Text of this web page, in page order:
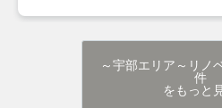
～宇部エリア～リノ
件
をもっと